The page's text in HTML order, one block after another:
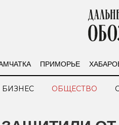
ПРИМОРЬЕ
ОБЩЕСТВО